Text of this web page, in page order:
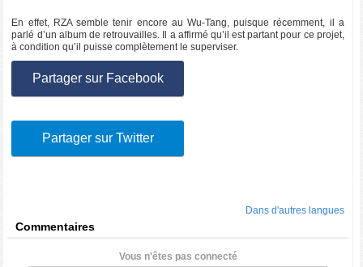
En effet, RZA semble tenir encore au Wu-Tang, puisque récemment, il a
parlé d’un album de retrouvailles. Il a affirmé qu’il est partant pour ce projet,
à condition qu’il puisse complètement le superviser.
Partager sur Facebook
Partager sur Twitter
Dans d'autres langues
Commentaires
Vous n'êtes pas connecté